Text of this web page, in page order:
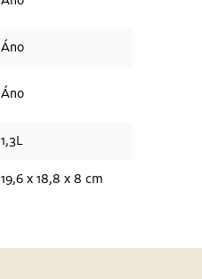
Áno
Áno
1,3L
19,6 x 18,8 x 8 cm